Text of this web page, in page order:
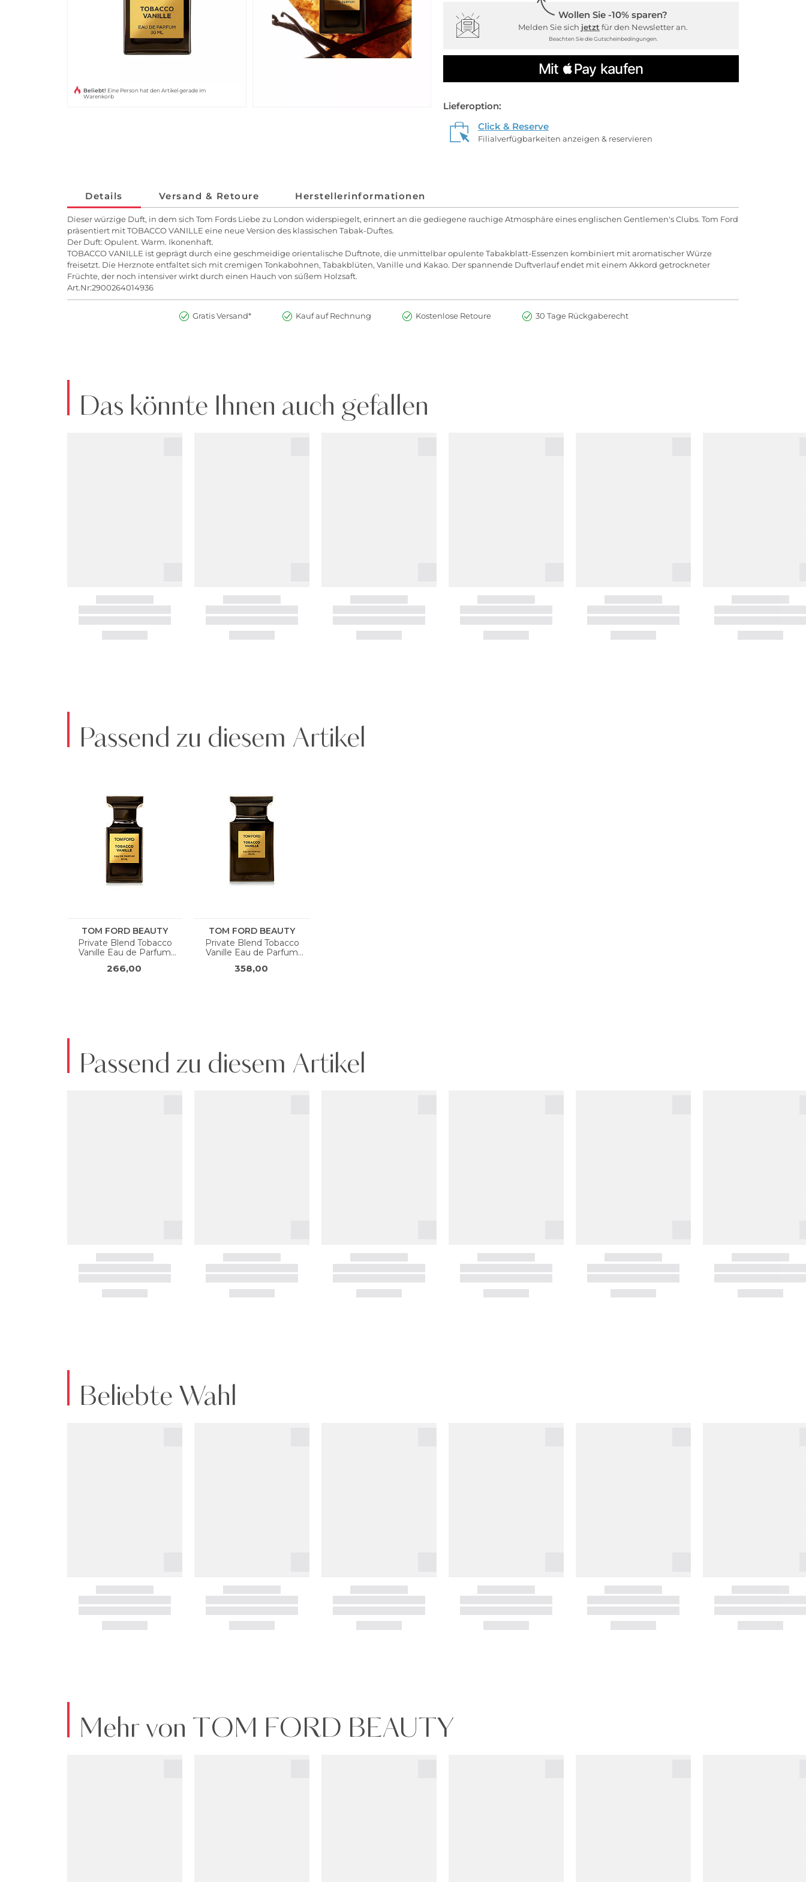
Beliebt! Eine Person hat den Artikel gerade im
Warenkorb
Wollen Sie -10% sparen?
Melden Sie sich jetzt für den Newsletter an.
Beachten Sie die Gutscheinbedingungen.
Lieferoption:
Click & Reserve
Filialverfügbarkeiten anzeigen & reservieren
Details Versand & Retoure Herstellerinformationen
Dieser würzige Duft, in dem sich Tom Fords Liebe zu London widerspiegelt, erinnert an die gediegene rauchige Atmosphäre eines englischen Gentlemen's Clubs. Tom Ford
präsentiert mit TOBACCO VANILLE eine neue Version des klassischen Tabak-Duftes.
Der Duft: Opulent. Warm. Ikonenhaft.
TOBACCO VANILLE ist geprägt durch eine geschmeidige orientalische Duftnote, die unmittelbar opulente Tabakblatt-Essenzen kombiniert mit aromatischer Würze
freisetzt. Die Herznote entfaltet sich mit cremigen Tonkabohnen, Tabakblüten, Vanille und Kakao. Der spannende Duftverlauf endet mit einem Akkord getrockneter
Früchte, der noch intensiver wirkt durch einen Hauch von süßem Holzsaft.
Art.Nr:2900264014936
Gratis Versand* Kauf auf Rechnung Kostenlose Retoure 30 Tage Rückgaberecht
Das könnte Ihnen auch gefallen
Passend zu diesem Artikel
Passend zu diesem Artikel
Beliebte Wahl
Mehr von TOM FORD BEAUTY